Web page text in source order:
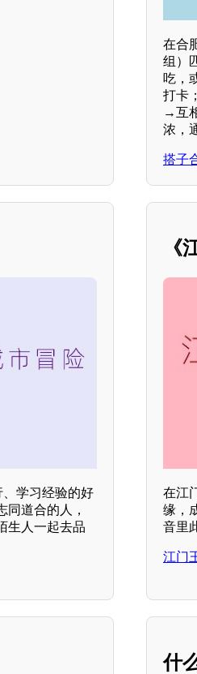
在合
组）
吃，
打卡
→互
浓，
搭子
、学习经验的好
道合的人，
生人一起去品
《
在江
缘，
音里
江门
什